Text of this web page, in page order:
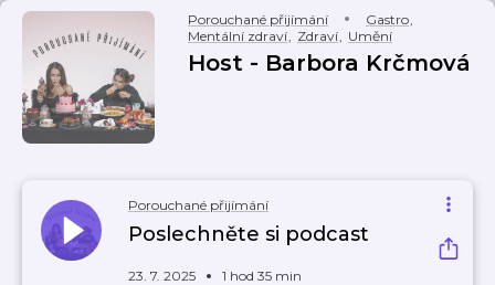
Porouchané přijímání Gastro,
Mentální zdraví, Zdraví, Umění
Host - Barbora Krčmová
Porouchané přijímání
Poslechněte si podcast
23. 7. 2025 1 hod 35 min